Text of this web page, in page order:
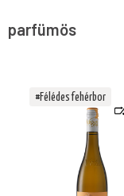
parfümös
#Félédes fehérbor